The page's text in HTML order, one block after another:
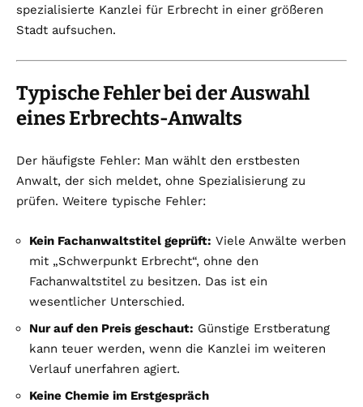
spezialisierte Kanzlei für Erbrecht in einer größeren
Stadt aufsuchen.
Typische Fehler bei der Auswahl
eines Erbrechts-Anwalts
Der häufigste Fehler: Man wählt den erstbesten
Anwalt, der sich meldet, ohne Spezialisierung zu
prüfen. Weitere typische Fehler:
Kein Fachanwaltstitel geprüft: Viele Anwälte werben
mit „Schwerpunkt Erbrecht“, ohne den
Fachanwaltstitel zu besitzen. Das ist ein
wesentlicher Unterschied.
Nur auf den Preis geschaut: Günstige Erstberatung
kann teuer werden, wenn die Kanzlei im weiteren
Verlauf unerfahren agiert.
Keine Chemie im Erstgespräch